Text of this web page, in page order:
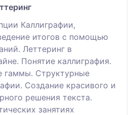
Каллиграфии,
итогов с помощью
Леттеринг в
Понятие каллиграфия.
гаммы. Структурные
Создание красивого и
решения текста.
занятиях